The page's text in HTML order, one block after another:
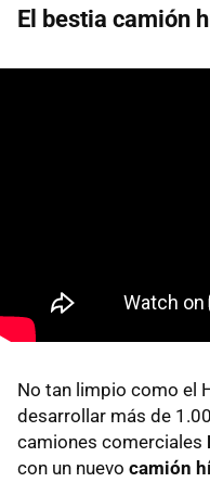
El bestia camión
No tan limpio como el
desarrollar más de
camiones comerciales
con un nuevo camión